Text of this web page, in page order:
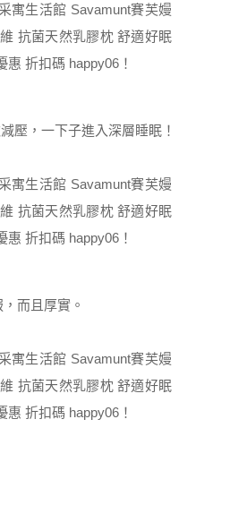
壓，一下子進入深層睡眠！
而且厚實。